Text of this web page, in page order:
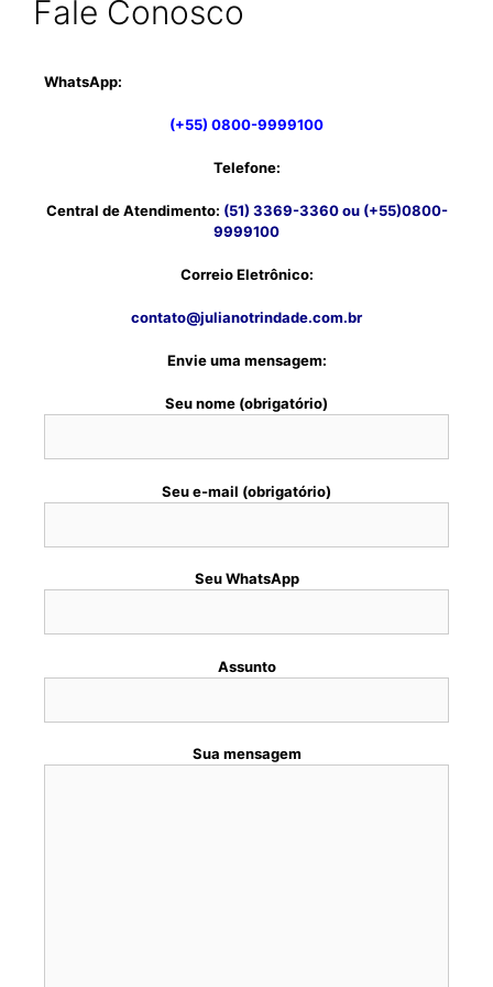
Fale Conosco
WhatsApp:
(+55) 0800-9999100
Telefone:
Central de Atendimento: (51) 3369-3360 ou (+55)0800-
9999100
Correio Eletrônico:
contato@julianotrindade.com.br
Envie uma mensagem:
Seu nome (obrigatório)
Seu e-mail (obrigatório)
Seu WhatsApp
Assunto
Sua mensagem